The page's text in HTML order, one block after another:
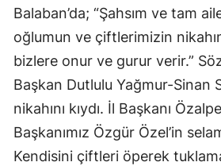
Balaban’da; “Şahsım ve tam
oğlumun ve çiftlerimizin
bizlere onur ve gurur verir.”
Başkan Dutlulu Yağmur-Sinan
nikahını kıydı. İl Başkanı
Başkanımız Özgür Özel’in
Kendisini çiftleri öperek